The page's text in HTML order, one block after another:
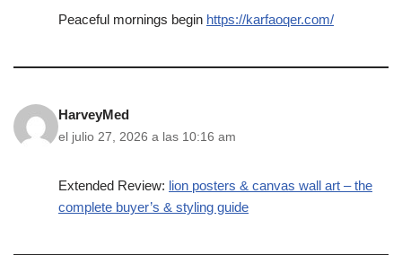
Peaceful mornings begin https://karfaoqer.com/
HarveyMed
el julio 27, 2026 a las 10:16 am
Extended Review: lion posters & canvas wall art – the
complete buyer’s & styling guide